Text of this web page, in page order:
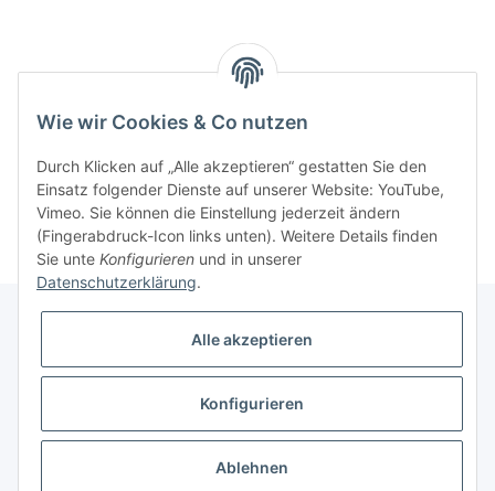
PDF
Informationen
Gesetzliche Informationen
Wie wir Cookies & Co nutzen
Durch Klicken auf „Alle akzeptieren“ gestatten Sie den
Einsatz folgender Dienste auf unserer Website: YouTube,
Vimeo. Sie können die Einstellung jederzeit ändern
(Fingerabdruck-Icon links unten). Weitere Details finden
Sie unte Konfigurieren und in unserer
Datenschutzerklärung.
Alle akzeptieren
Konfigurieren
Ablehnen